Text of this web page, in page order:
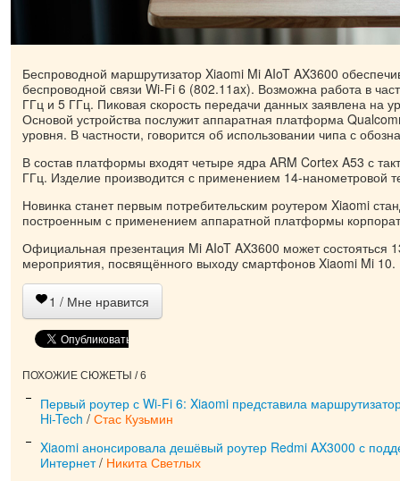
Беспроводной маршрутизатор Xiaomi Mi AIoT AX3600
беспроводной связи Wi-Fi 6 (802.11ax). Возможна работа в
ГГц и 5 ГГц. Пиковая скорость передачи данных заявлена на
Основой устройства послужит аппаратная платформа
уровня. В частности, говорится об использовании чипа с
В состав платформы входят четыре ядра ARM Cortex A53 с
ГГц. Изделие производится с применением 14-нанометровой
Новинка станет первым потребительским роутером Xiaomi
построенным с применением аппаратной платформы
Официальная презентация Mi AIoT AX3600 может состояться
мероприятия, посвящённого выходу смартфонов Xiaomi Mi 10.
1 / Мне нравится
ПОХОЖИЕ СЮЖЕТЫ / 6
Первый роутер с Wi-Fi 6: Xiaomi представила
Hi-Tech / Стас Кузьмин
Xiaomi анонсировала дешёвый роутер Redmi AX3000 с
Интернет/ Никита Светлых